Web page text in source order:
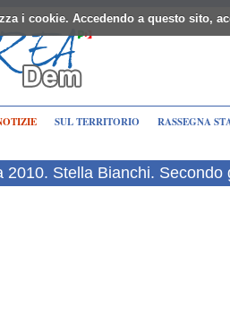
i cookie. Accedendo a questo sito,
SUL TERRITORIO RASSEGNA
2010. Stella Bianchi. Secondo